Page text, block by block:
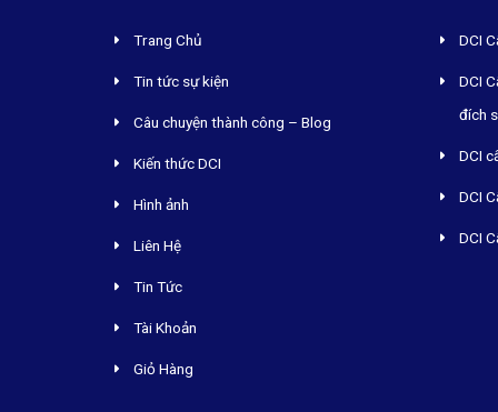
Trang Chủ
Tin tức sự kiện
Câu chuyện thành công – Blog
Kiến thức DCI
Hình ảnh
Liên Hệ
Tin Tức
Tài Khoản
Giỏ Hàng
DCI
DCI
đích
DCI
DCI
DCI